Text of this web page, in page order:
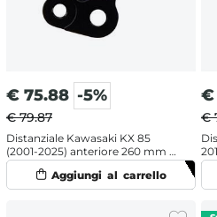
€ 75.88 -5%
€ 79.87
Distanziale Kawasaki KX 85
(2001-2025) anteriore 260 mm -
Moto Master
€
€